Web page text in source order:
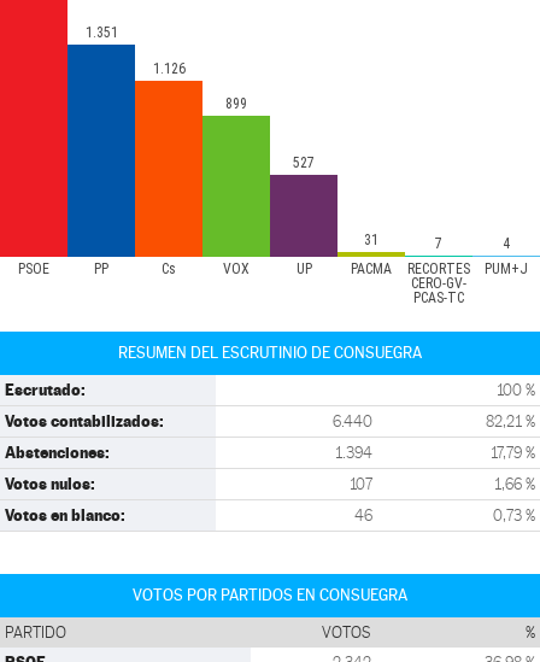
PSOE PP Cs VOX UP PACMA
RECORTES
CERO-GV-
PCAS-TC
PUM+J
1.351
1.126
899
527
31 7 4
RESUMEN DEL ESCRUTINIO DE CONSUEGRA
Escrutado: 100 %
Votos contabilizados: 6.440 82,21 %
Abstenciones: 1.394 17,79 %
Votos nulos: 107 1,66 %
Votos en blanco: 46 0,73 %
VOTOS POR PARTIDOS EN CONSUEGRA
PARTIDO VOTOS %